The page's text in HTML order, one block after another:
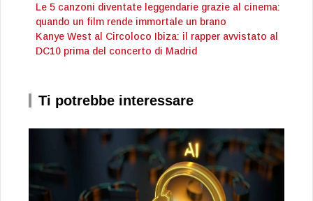
Le 5 canzoni diventate leggendarie grazie al cinema:
quando un film rende immortale un brano
Kanye West al Circoloco Ibiza: il rapper avvistato al
DC10 prima del concerto di Madrid
Ti potrebbe interessare